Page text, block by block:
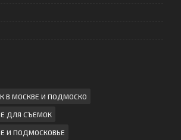
В МОСКВЕ И ПОДМОСКО
ДЛЯ СЪЕМОК
И ПОДМОСКОВЬЕ